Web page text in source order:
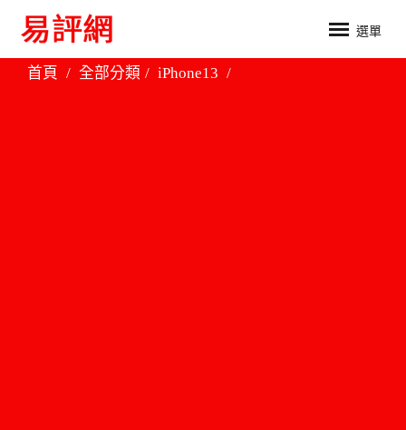
選單
首頁 全部分類 iPhone13